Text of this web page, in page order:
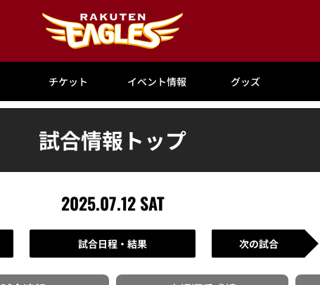
チケット イベント情報 グッズ
試合情報トップ
2025.07.12 SAT
試合日程・結果 次の試合